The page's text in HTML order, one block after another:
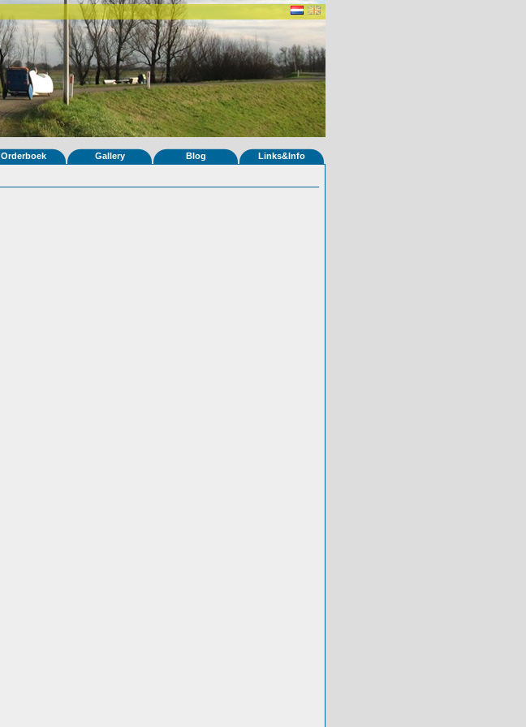
Orderboek Gallery Blog Links&Info